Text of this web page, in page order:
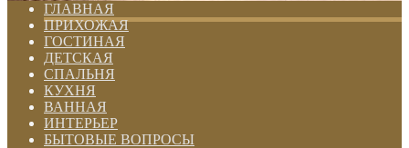
ГЛАВНАЯ
ПРИХОЖАЯ
ГОСТИНАЯ
ДЕТСКАЯ
СПАЛЬНЯ
КУХНЯ
ВАННАЯ
ИНТЕРЬЕР
БЫТОВЫЕ ВОПРОСЫ